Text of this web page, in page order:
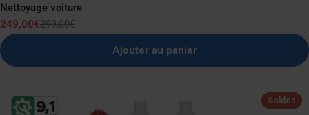
Nettoyage voiture
Prix
de
vente
249,00€
Prix
normal
299,00€
Ajouter au panier
Soldes